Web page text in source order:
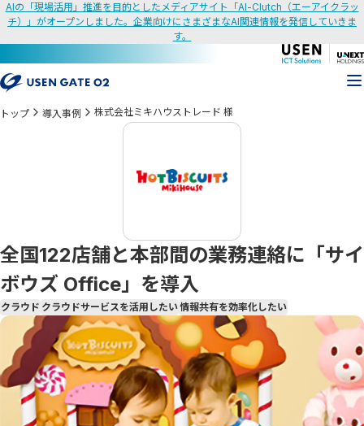
AIの「現場活用」推進を目的としたメディアサイト「AI-Clutch（エーアイクラッ
チ）」がオープンしました。企業向けにさまざまなAI関連情報を発信していきま
す。
トップ 導入事例 株式会社ミキハウストレード 様
全国122店舗と本部間の業務連絡に「サイ
ボウズ Office」を導入
クラウド クラウドサービスを活用したい情報共有を効率化したい